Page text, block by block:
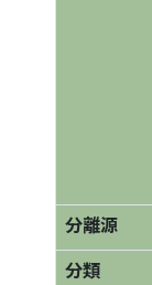
分離源
分類